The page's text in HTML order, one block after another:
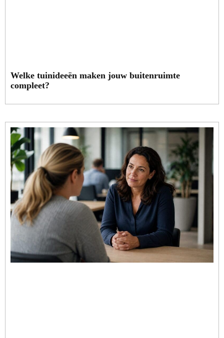
Welke tuinideeën maken jouw buitenruimte
compleet?